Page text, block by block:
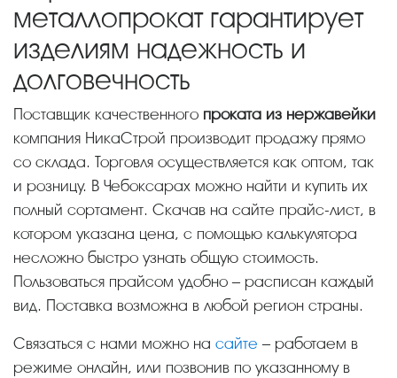
металлопрокат гарантирует
изделиям надежность и
долговечность
Поставщик качественного проката из нержавейки
компания НикаСтрой производит продажу прямо
со склада. Торговля осуществляется как оптом, так
и розницу. В Чебоксарах можно найти и купить их
полный сортамент. Скачав на сайте прайс-лист, в
котором указана цена, с помощью калькулятора
несложно быстро узнать общую стоимость.
Пользоваться прайсом удобно – расписан каждый
вид. Поставка возможна в любой регион страны.
Связаться с нами можно на сайте – работаем в
режиме онлайн, или позвонив по указанному в